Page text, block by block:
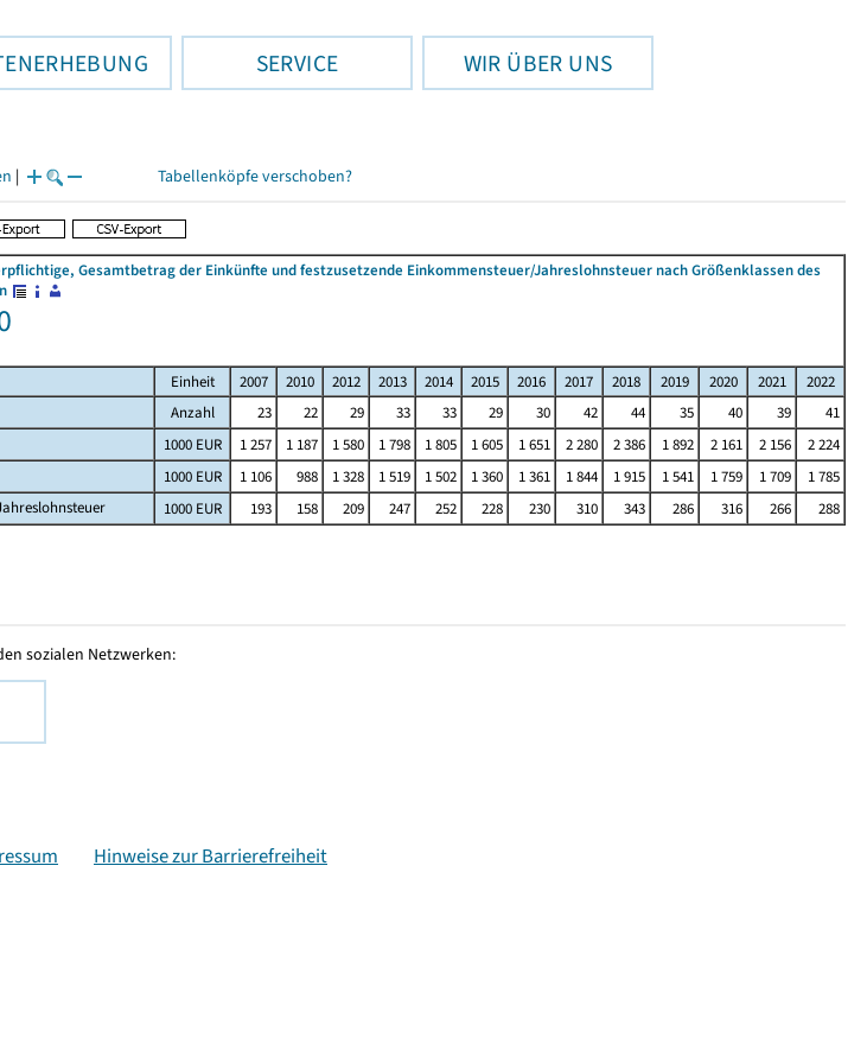
SERVICE WIR ÜBER UNS
| Tabellenköpfe verschoben?
Gesamtbetrag der Einkünfte und festzusetzende Einkommensteuer/Jahreslohnsteuer nach Größenklassen des
Einheit 2007 2010 2012 2013 2014 2015 2016 2017 2018 2019 2020 2021
2022
Anzahl 23 22 29 33 33 29 30 42 44 35 40 39
41
1000 EUR 1 257 1 187 1 580 1 798 1 805 1 605 1 651 2 280 2 386 1 892 2 161 2 156
2 224
1000 EUR 1 106 988 1 328 1 519 1 502 1 360 1 361 1 844 1 915 1 541 1 759 1 709
1 785
1000 EUR 193 158 209 247 252 228 230 310 343 286 316 266 288
sozialen Netzwerken:
Hinweise zur Barrierefreiheit